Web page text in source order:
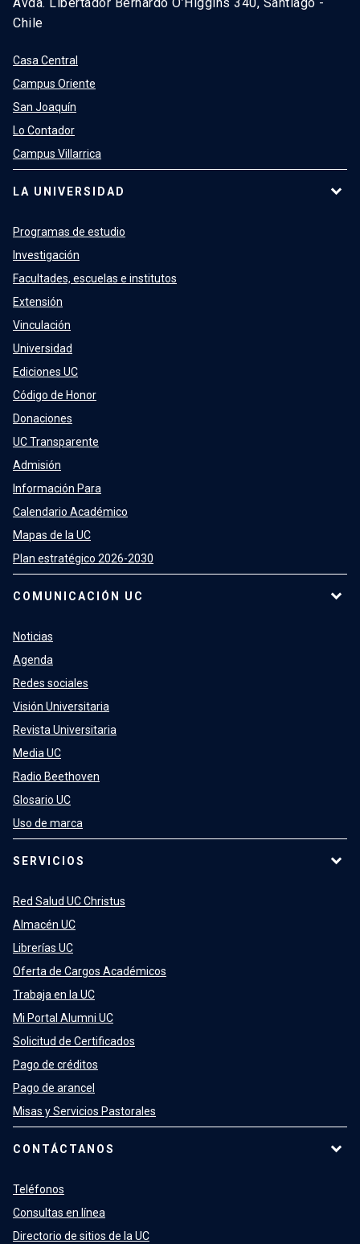
Avda. Libertador Bernardo O’Higgins 340, Santiago -
Chile
Casa Central
Campus Oriente
San Joaquín
Lo Contador
Campus Villarrica
LA UNIVERSIDAD
Programas de estudio
Investigación
Facultades, escuelas e institutos
Extensión
Vinculación
Universidad
Ediciones UC
Código de Honor
Donaciones
UC Transparente
Admisión
Información Para
Calendario Académico
Mapas de la UC
Plan estratégico 2026-2030
COMUNICACIÓN UC
Noticias
Agenda
Redes sociales
Visión Universitaria
Revista Universitaria
Media UC
Radio Beethoven
Glosario UC
Uso de marca
SERVICIOS
Red Salud UC Christus
Almacén UC
Librerías UC
Oferta de Cargos Académicos
Trabaja en la UC
Mi Portal Alumni UC
Solicitud de Certificados
Pago de créditos
Pago de arancel
Misas y Servicios Pastorales
CONTÁCTANOS
Teléfonos
Consultas en línea
Directorio de sitios de la UC